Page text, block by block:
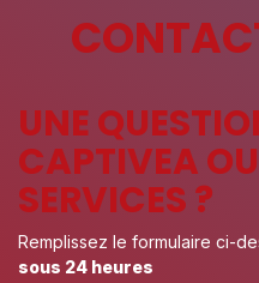
UNE
CAPTIVEA
SERVICES ?
Remplissez le formulaire ci-
sous 24 heures